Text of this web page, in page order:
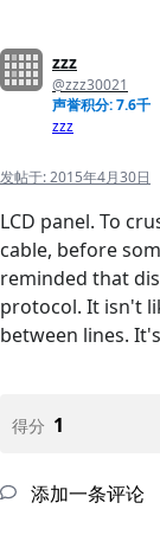
zzz
@zzz30021
声誉积分: 7.6千
zzz
发帖于:2015年4月30日
LCD panel. To
cable, before
reminded that
protocol. It isn't
between lines.
得分 1
添加一条评论